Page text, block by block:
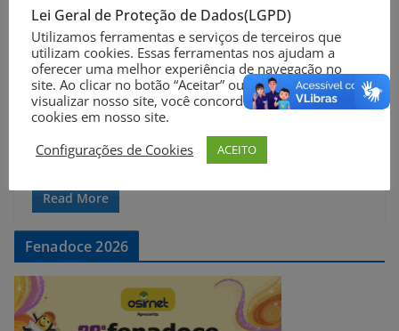
Complexo está sendo revitalizado e contará com uma
linha do tempo sobre a história do local e uma
intervenção cultural
Compartilhe nas suas Redes Sociais
Read More
Fenadoce 2026
Lei Geral de Proteção de Dados(LGPD)
Utilizamos ferramentas e serviços de terceiros que
utilizam cookies. Essas ferramentas nos ajudam a
oferecer uma melhor experiência de navegação no
site. Ao clicar no botão “Aceitar” ou continuar a
visualizar nosso site, você concorda com o uso de
cookies em nosso site.
Configurações de Cookies
ACEITO